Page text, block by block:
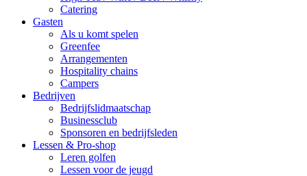
Catering
Gasten
Als u komt spelen
Greenfee
Arrangementen
Hospitality chains
Campers
Bedrijven
Bedrijfslidmaatschap
Businessclub
Sponsoren en bedrijfsleden
Lessen & Pro-shop
Leren golfen
Lessen voor de jeugd